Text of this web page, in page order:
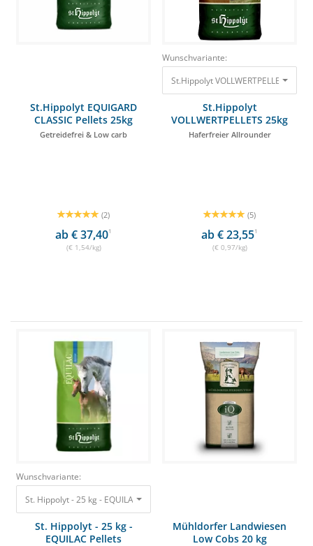
St.Hippolyt EQUIGARD
CLASSIC Pellets 25kg
Getreidefrei & Low carb
(2)
ab € 37,401
(€ 1,54/kg)
Wunschvariante:
St.Hippolyt VOLLWERTPELLETS
St.Hippolyt
VOLLWERTPELLETS 25kg
Haferfreier Allrounder
(5)
ab € 23,551
(€ 0,97/kg)
Wunschvariante:
St. Hippolyt - 25 kg - EQUILAC Pellets während der Trächtigkeit &
St. Hippolyt - 25 kg -
EQUILAC Pellets
Mühldorfer Landwiesen
Low Cobs 20 kg